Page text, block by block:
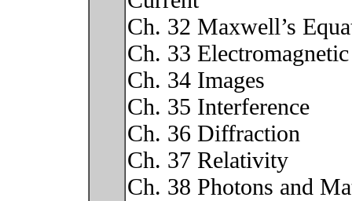
Ch. 32 Maxwell’s
Ch. 33
Ch. 34 Images
Ch. 35 Interference
Ch. 36 Diffraction
Ch. 37 Relativity
Ch. 38 Photons and